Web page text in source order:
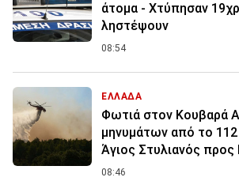
άτομα - Χτύπησαν
ληστέψουν
08:54
ΕΛΛΑΔΑ
Φωτιά στον Κουβαρά
μηνυμάτων από το
Άγιος Στυλιανός προς
08:46